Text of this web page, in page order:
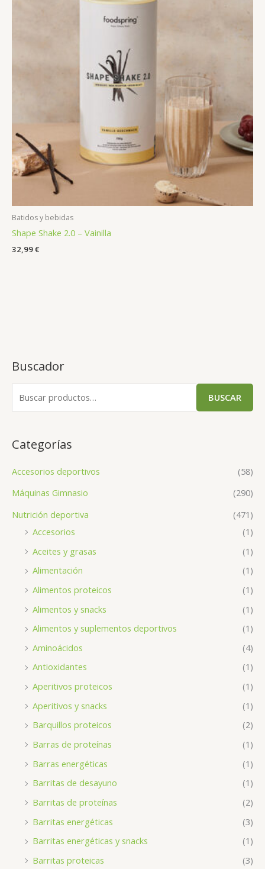
Buscador
BUSCAR
Categorías
Accesorios deportivos
(58)
Máquinas Gimnasio
(290)
Nutrición deportiva
(471)
Accesorios
(1)
Aceites y grasas
(1)
Alimentación
(1)
Alimentos proteicos
(1)
Alimentos y snacks
(1)
Alimentos y suplementos deportivos
(1)
Aminoácidos
(4)
Antioxidantes
(1)
Aperitivos proteicos
(1)
Aperitivos y snacks
(1)
Barquillos proteicos
(2)
Barras de proteínas
(1)
Barras energéticas
(1)
Barritas de desayuno
(1)
Barritas de proteínas
(2)
Barritas energéticas
(3)
Barritas energéticas y snacks
(1)
Barritas proteicas
(3)
Batidos y bebidas
Shape Shake 2.0 – Vainilla
32,99€